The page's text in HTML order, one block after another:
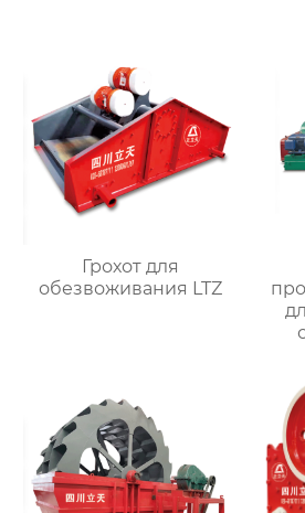
Грохот для
обезвоживания LTZ